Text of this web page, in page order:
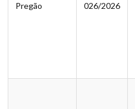
Pregão 026/2026